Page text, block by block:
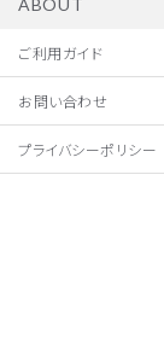
ご利用ガイド
お問い合わせ
プライバシーポリシー